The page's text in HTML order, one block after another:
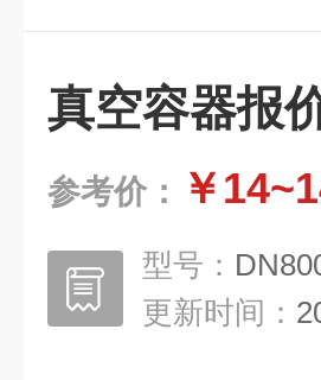
真空容器报
参考价： ￥
型号：
更新时间：